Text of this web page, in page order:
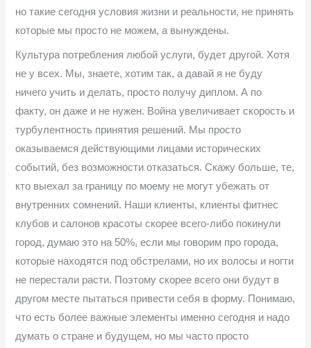
но такие сегодня условия жизни и реальности, не принять
которые мы просто не можем, а вынуждены.
Культура потребления любой услуги, будет другой. Хотя
не у всех. Мы, знаете, хотим так, а давай я не буду
ничего учить и делать, просто получу диплом. А по
факту, он даже и не нужен. Война увеличивает скорость и
турбулентность принятия решений. Мы просто
оказываемся действующими лицами исторических
событий, без возможности отказаться. Скажу больше, те,
кто выехал за границу по моему не могут убежать от
внутренних сомнений. Наши клиенты, клиенты фитнес
клубов и салонов красоты скорее всего-либо покинули
город, думаю это на 50%, если мы говорим про города,
которые находятся под обстрелами, но их волосы и ногти
не перестали расти. Поэтому скорее всего они будут в
другом месте пытаться привести себя в форму. Понимаю,
что есть более важные элементы именно сегодня и надо
думать о стране и будущем, но мы часто просто